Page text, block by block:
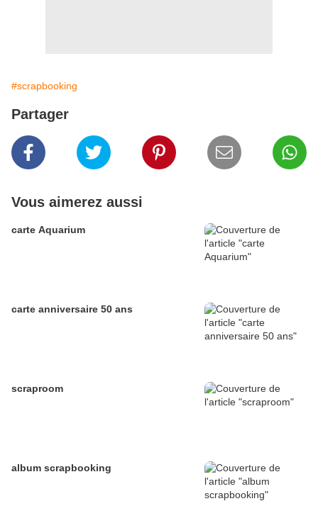
#scrapbooking
Partager
Vous aimerez aussi
carte Aquarium
carte anniversaire 50 ans
scraproom
album scrapbooking